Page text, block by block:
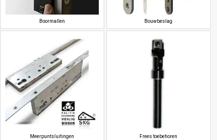
Boormallen Bouwbeslag
Meerpuntsluitingen Frees toebehoren